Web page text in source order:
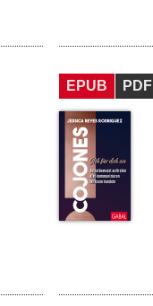
EPUB PDF